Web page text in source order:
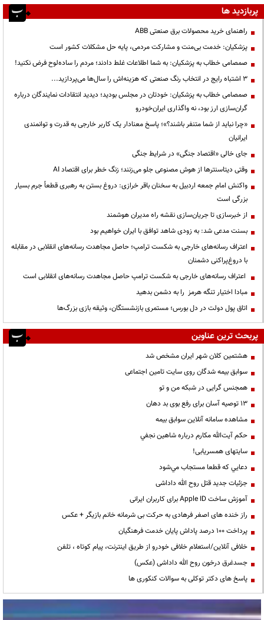
پربازدید ها
راهنمای خرید محصولات برق صنعتی ABB
پزشکیان: خدمت بی‌منت و مشارکت مردمی، پایه حل مشکلات کشور است
صمصامی خطاب به پزشکیان: به شما اطلاعات غلط دادند؛ مردم را ساده‌لوح فرض نکنید!
3 اشتباه رایج در انتخاب رنگ صنعتی که هزینه‌اش را سال‌ها می‌پردازید...
صمصامی خطاب به پزشکیان: خودتان در مجلس بودید؛ دیدید انتقادات نمایندگان درباره
گران‌سازی ارز بود، نه واگذاری ایران‌خودرو
«چرا نباید از شما متنفر باشند؟»؛ پاسخ معنادار یک کاربر خارجی به قدرت و توانمندی
ایرانیان
جای خالی «اقتصاد جنگی» در شرایط جنگی
وقتی دیتاسنترها از هوش مصنوعی جلو می‌زنند؛ زنگ خطر برای اقتصاد AI
واکنش امام جمعه اردبیل به سخنان باقر خرازی: دروغ بستن به رهبری قطعاً جرم بسیار
بزرگی است
از خبرسازی تا جریان‌سازی نقشه راه مدیران هوشمند
بسنت مدعی شد: به زودی شاهد توافق با ایران خواهیم بود
اعتراف رسانه‌های خارجی به شکست ترامپ؛ حاصل مجاهدت رسانه‌های انقلابی در مقابله
با دروغ‌پراکنی دشمنان
اعتراف رسانه‌های خارجی به شکست ترامپ حاصل مجاهدت رسانه‌های انقلابی است
مبادا اختیار تنگه هرمز را به دشمن بدهید
اتاق پول دولت در دل بورس؛ مستمری بازنشستگان، وثیقه بازی بزرگ‌ها
پربحث ترین عناوین
هشتمین کلان شهر ایران مشخص شد
سوابق بیمه شدگان روی سایت تامین اجتماعی
همجنس گرایی در شبکه من و تو
13 توصیه آسان برای رفع بوی بد دهان
مشاهده سامانه آنلاين سوابق بیمه
حكم آيت‌الله مكارم درباره شاهين نجفي
سایتهای همسریابی!
دعايي كه قطعا مستجاب مي‌شود
جزئیات جدید قتل روح الله داداشی
آموزش ساخت Apple ID برای کاربران ایرانی
راز خنده های اصغر فرهادی به حرکت بی شرمانه خانم بازیگر + عکس
پرداخت ۱۰۰ درصد پاداش پایان خدمت فرهنگیان
خلافی آنلاین/استعلام خلافی خودرو از طریق اینترنت، پیام کوتاه ، تلفن
جسدغرق درخون روح الله داداشی (عکس)
پاسخ های دکتر توکلی به سوالات کنکوری ها